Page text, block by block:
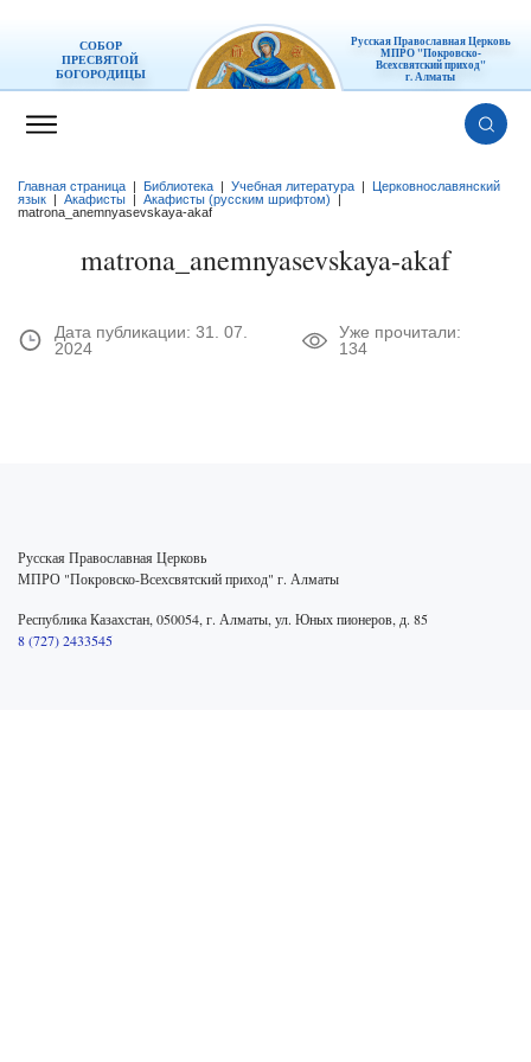
СОБОР
ПРЕСВЯТОЙ
БОГОРОДИЦЫ
Русская Православная Церковь
МПРО "Покровско-
Всехсвятский приход"
г. Алматы
Главная страница Библиотека Учебная литература
Церковнославянский
язык
Акафисты Акафисты (русским шрифтом)
matrona_anemnyasevskaya-akaf
matrona_anemnyasevskaya-akaf
Дата публикации:31. 07.
2024
Уже прочитали:
134
Русская Православная Церковь
МПРО "Покровско-Всехсвятский приход" г. Алматы
Республика Казахстан, 050054, г. Алматы, ул. Юных пионеров, д. 85
8 (727) 2433545